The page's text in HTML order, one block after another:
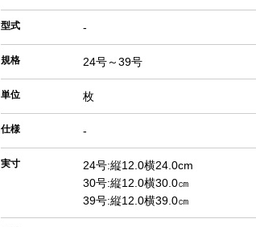
型式 -
規格 24号～39号
単位 枚
仕様 -
実寸
24号:縦12.0横24.0cm
30号:縦12.0横30.0㎝
39号:縦12.0横39.0㎝